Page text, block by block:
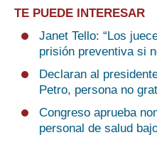
TE PUEDE INTERESAR
Janet Tello: “Los
prisión preventiva si
Declaran al
Petro, persona no
Congreso aprueba
personal de salud